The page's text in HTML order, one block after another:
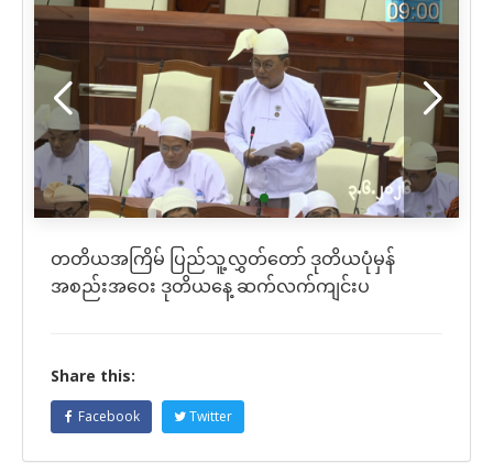
တတိယအကြိမ် ပြည်သူ့လွှတ်တော် ဒုတိယပုံမှန်
အစည်းအဝေး ဒုတိယနေ့ ဆက်လက်ကျင်းပ
Share this:
Facebook Twitter